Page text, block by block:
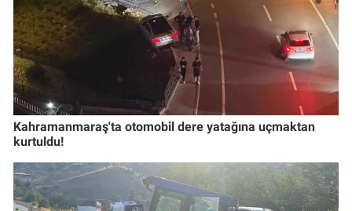
Kahramanmaraş'ta otomobil dere yatağına uçmaktan
kurtuldu!